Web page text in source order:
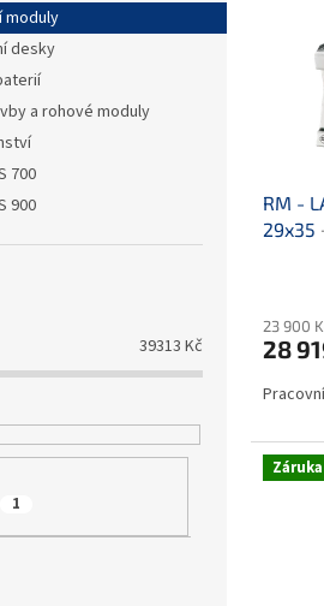
moduly
desky
a rohové moduly
700
900
39313 Kč
1
RM -
29x35
23 900
28